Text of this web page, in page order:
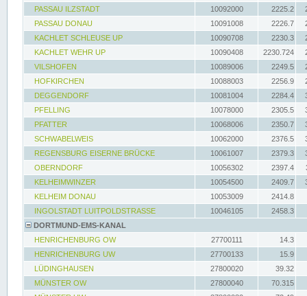
PASSAU ILZSTADT
10092000 2225.2
PASSAU DONAU
10091008 2226.7
KACHLET SCHLEUSE UP
10090708 2230.3
KACHLET WEHR UP
10090408 2230.724
VILSHOFEN
10089006 2249.5
HOFKIRCHEN
10088003 2256.9
DEGGENDORF
10081004 2284.4
PFELLING
10078000 2305.5
PFATTER
10068006 2350.7
SCHWABELWEIS
10062000 2376.5
REGENSBURG EISERNE BRÜCKE
10061007 2379.3
OBERNDORF
10056302 2397.4
KELHEIMWINZER
10054500 2409.7
KELHEIM DONAU
10053009
2414.8
INGOLSTADT LUITPOLDSTRASSE
10046105
2458.3
DORTMUND-EMS-KANAL
HENRICHENBURG OW
27700111
14.3
HENRICHENBURG UW
27700133
15.9
LÜDINGHAUSEN
27800020
39.32
MÜNSTER OW
27800040
70.315